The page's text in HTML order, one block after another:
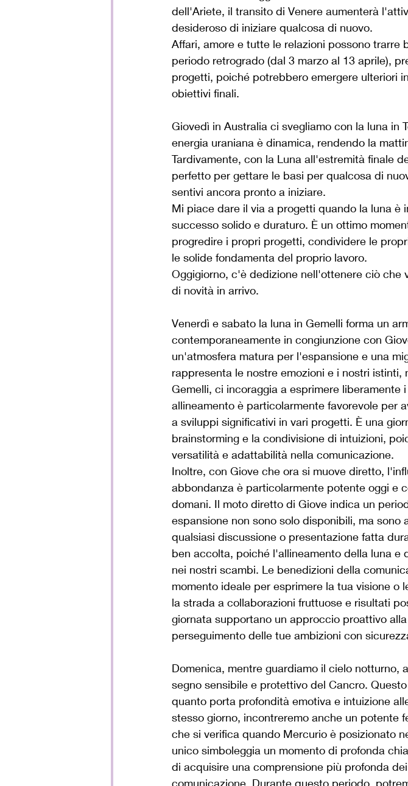
dell'Ariete, il transito di Venere aumenterà
desideroso di iniziare qualcosa di nuovo.
Affari, amore e tutte le relazioni possono trarre
periodo retrogrado (dal 3 marzo al 13 aprile),
progetti, poiché potrebbero emergere ulteriori
obiettivi finali.
Giovedì in Australia ci svegliamo con la luna in
energia uraniana è dinamica, rendendo la
Tardivamente, con la Luna all'estremità finale
perfetto per gettare le basi per qualcosa di
sentivi ancora pronto a iniziare.
Mi piace dare il via a progetti quando la luna è
successo solido e duraturo. È un ottimo
progredire i propri progetti, condividere le
le solide fondamenta del proprio lavoro.
Oggigiorno, c'è dedizione nell'ottenere ciò che
di novità in arrivo.
Venerdì e sabato la luna in Gemelli forma un
contemporaneamente in congiunzione con
un'atmosfera matura per l'espansione e una
rappresenta le nostre emozioni e i nostri
Gemelli, ci incoraggia a esprimere liberamente
allineamento è particolarmente favorevole per
a sviluppi significativi in ​​vari progetti. È una
brainstorming e la condivisione di intuizioni,
versatilità e adattabilità nella comunicazione.
Inoltre, con Giove che ora si muove diretto,
abbondanza è particolarmente potente oggi e
domani. Il moto diretto di Giove indica un
espansione non sono solo disponibili, ma sono
qualsiasi discussione o presentazione fatta
ben accolta, poiché l'allineamento della luna e
nei nostri scambi. Le benedizioni della
momento ideale per esprimere la tua visione
la strada a collaborazioni fruttuose e risultati
giornata supportano un approccio proattivo
perseguimento delle tue ambizioni con
Domenica, mentre guardiamo il cielo notturno,
segno sensibile e protettivo del Cancro.
quanto porta profondità emotiva e intuizione
stesso giorno, incontreremo anche un potente
che si verifica quando Mercurio è posizionato
unico simboleggia un momento di profonda
di acquisire una comprensione più profonda
comunicazione. Durante questo periodo,